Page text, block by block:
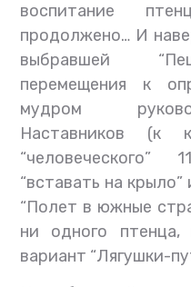
воспитание
продолжено… И
выбравшей
перемещения к
мудром
Наставников (к
“человеческого”
“вставать на
“Полет в южные
ни одного птенца,
вариант “Лягушки-